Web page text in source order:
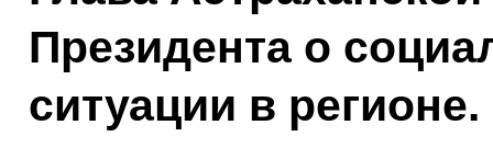
Президента о
ситуации в регионе.